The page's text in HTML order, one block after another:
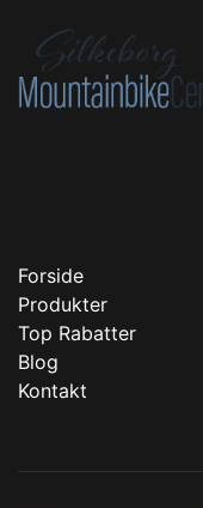
Forside
Produkter
Top Rabatter
Blog
Kontakt